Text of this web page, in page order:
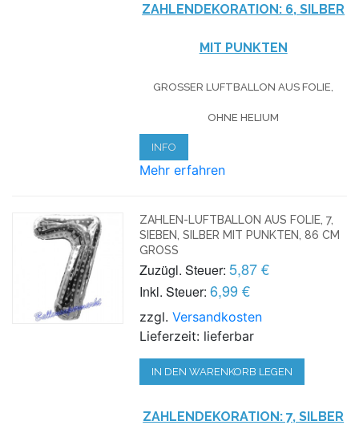
ZAHLENDEKORATION: 6, SILBER
MIT PUNKTEN
GROSSER LUFTBALLON AUS FOLIE, O
HNE HELIUM
INFO
Mehr erfahren
ZAHLEN-LUFTBALLON AUS FOLIE, 7,
SIEBEN, SILBER MIT PUNKTEN, 86 CM
GROSS
Zuzügl. Steuer: 5,87 €
Inkl. Steuer: 6,99 €
zzgl.Versandkosten
Lieferzeit: lieferbar
IN DEN WARENKORB LEGEN
ZAHLENDEKORATION: 7, SILBER